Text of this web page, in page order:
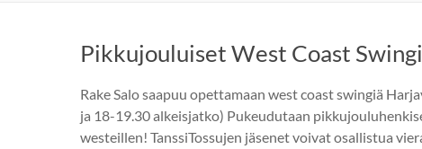
Pikkujouluiset West Coast
Rake Salo saapuu opettamaan west coast swingiä
ja 18-19.30 alkeisjatko) Pukeudutaan
westeillen! TanssiTossujen jäsenet voivat osallistua